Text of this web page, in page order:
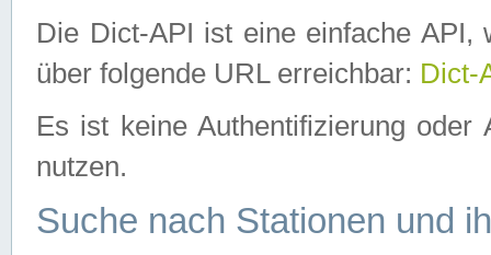
Die Dict-API ist eine einfache API,
über folgende URL erreichbar: Dict-
Es ist keine Authentifizierung
nutzen.
Suche nach Stationen und